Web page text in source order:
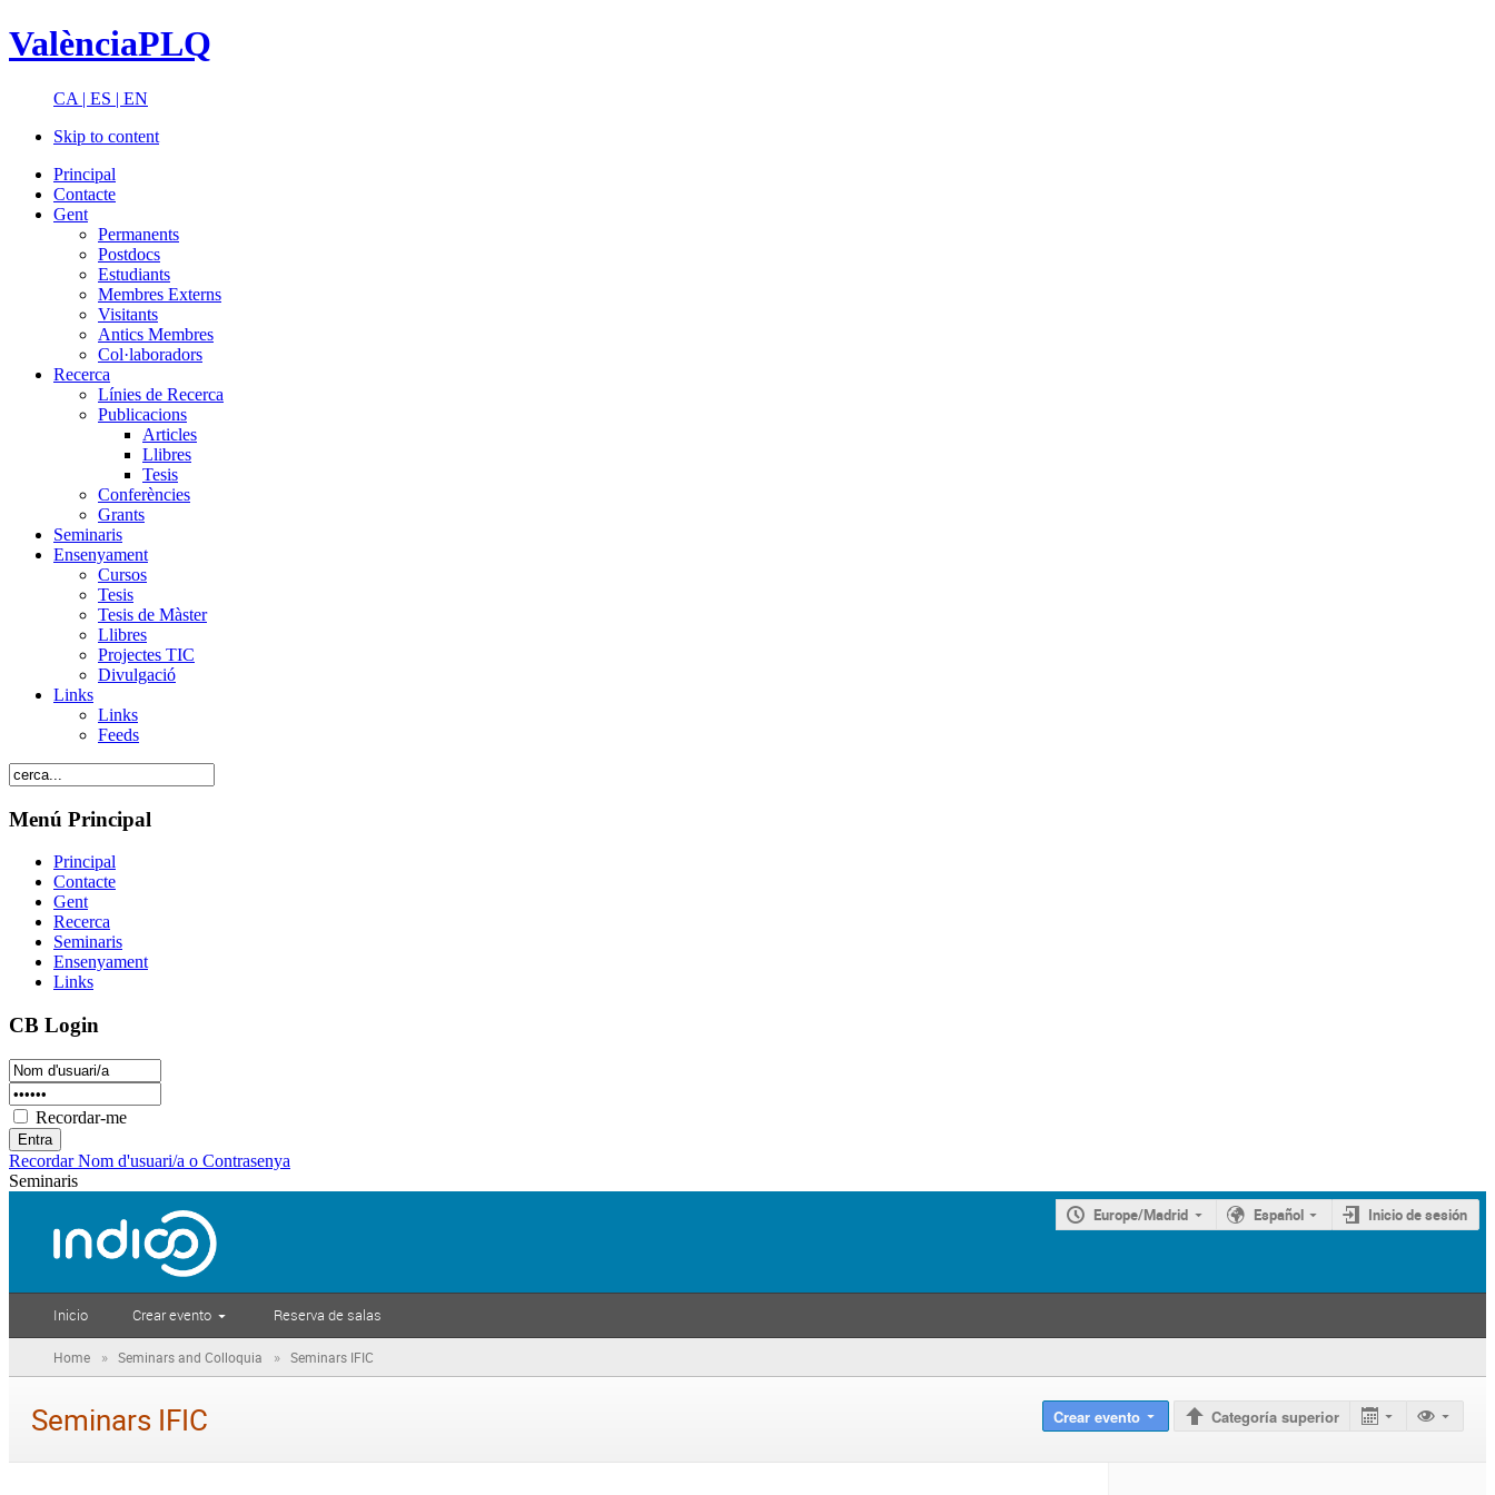
ValènciaPLQ
CA | ES | EN
Skip to content
Principal
Contacte
Gent
Permanents
Postdocs
Estudiants
Membres Externs
Visitants
Antics Membres
Col·laboradors
Recerca
Línies de Recerca
Publicacions
Articles
Llibres
Tesis
Conferències
Grants
Seminaris
Ensenyament
Cursos
Tesis
Tesis de Màster
Llibres
Projectes TIC
Divulgació
Links
Links
Feeds
Menú Principal
Principal
Contacte
Gent
Recerca
Seminaris
Ensenyament
Links
CB Login
Recordar-me
Recordar Nom d'usuari/a o Contrasenya
Seminaris